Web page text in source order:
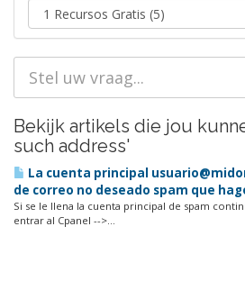
Bekijk artikels die jou
such address'
La cuenta principal
de correo no deseado spam que
Si se le llena la cuenta principal de spam
entrar al Cpanel -->...